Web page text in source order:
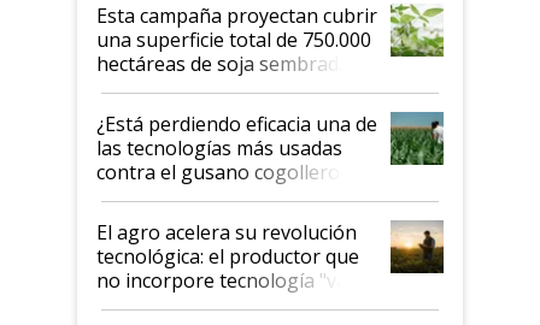
Esta campaña proyectan cubrir
una superficie total de 750.000
hectáreas de soja sembradas
con una nueva generación de
variedades que marcan un
salto tecnológico en genética y
rendimiento
¿Está perdiendo eficacia una de
las tecnologías más usadas
contra el gusano cogollero? El
desafío de una tecnología clave
El agro acelera su revolución
tecnológica: el productor que
no incorpore tecnología "va a
perder el tren"